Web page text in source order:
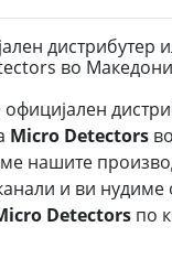
дистрибутер
во
Micro Detectors
нашите
и ви нудиме
Detectors по